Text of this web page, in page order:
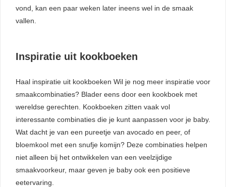
vond, kan een paar weken later ineens wel in de smaak
vallen.
Inspiratie uit kookboeken
Haal inspiratie uit kookboeken Wil je nog meer inspiratie voor
smaakcombinaties? Blader eens door een kookboek met
wereldse gerechten. Kookboeken zitten vaak vol
interessante combinaties die je kunt aanpassen voor je baby.
Wat dacht je van een pureetje van avocado en peer, of
bloemkool met een snufje komijn? Deze combinaties helpen
niet alleen bij het ontwikkelen van een veelzijdige
smaakvoorkeur, maar geven je baby ook een positieve
eetervaring.